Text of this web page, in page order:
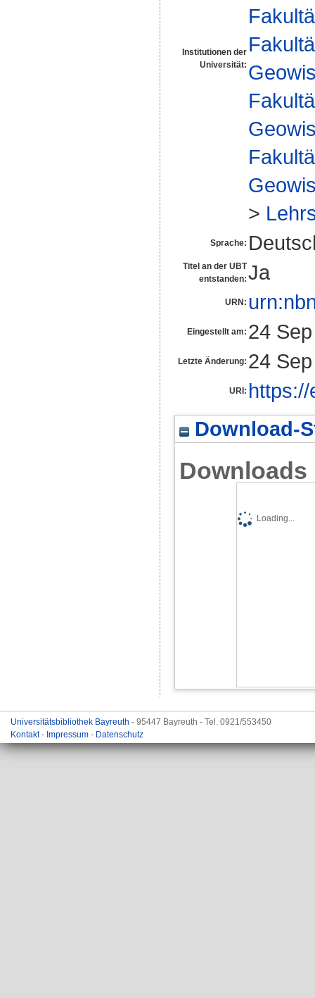
Institutionen der
Universität:
>
Sprache:
Titel an der UBT
entstanden: Ja
URN:
Eingestellt am: 24
Letzte Änderung: 24
URI:
Download-
Downloads
Loading...
Universitätsbibliothek Bayreuth - 95447 Bayreuth - Tel. 0921/553450
Kontakt- Impressum - Datenschutz